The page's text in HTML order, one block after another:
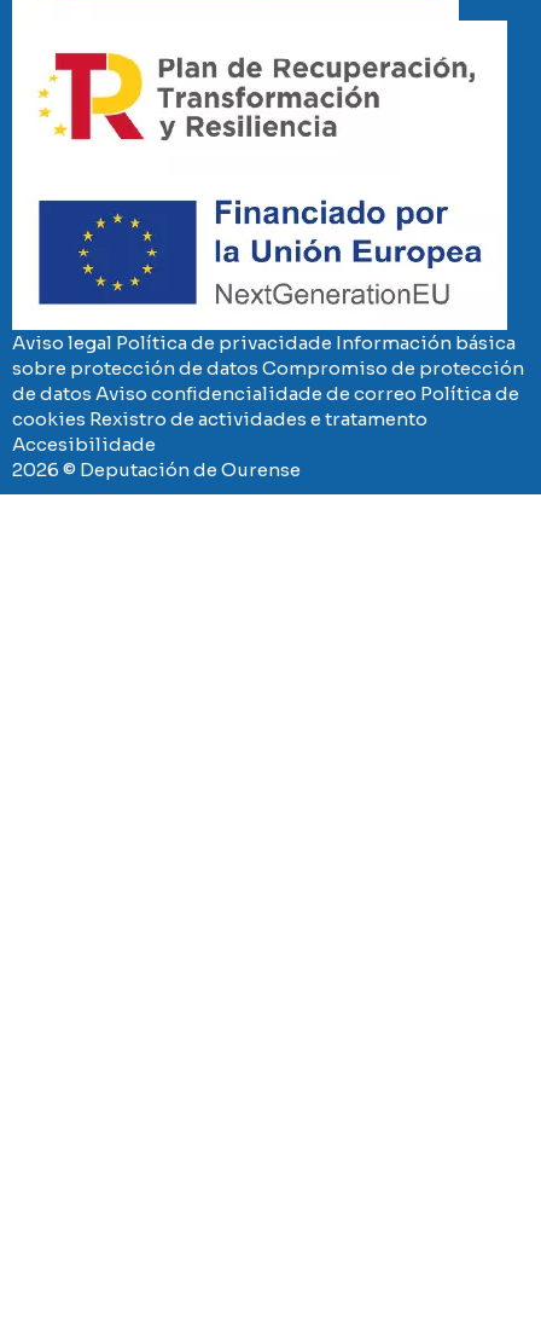
Aviso legal Política de privacidade Información básica
sobre protección de datos Compromiso de protección
de datos Aviso confidencialidade de correo Política de
cookies Rexistro de actividades e tratamento
Accesibilidade
2026 © Deputación de Ourense